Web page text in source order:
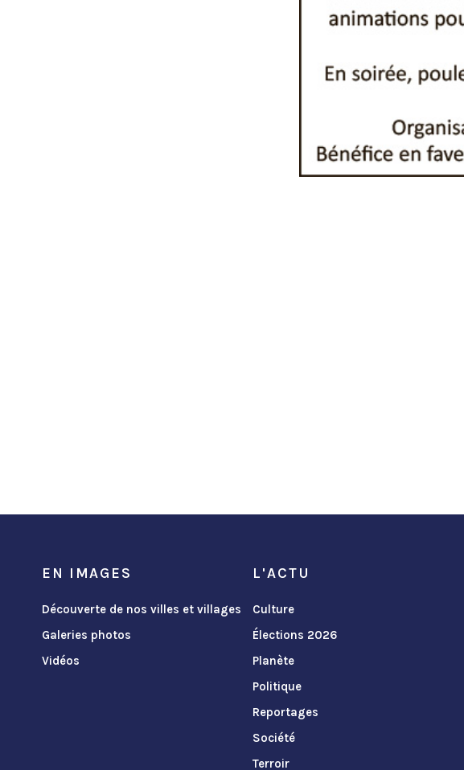
EN IMAGES
Découverte de nos villes et villages
Galeries photos
Vidéos
L'ACTU
Culture
Élections 2026
Planète
Politique
Reportages
Société
Terroir